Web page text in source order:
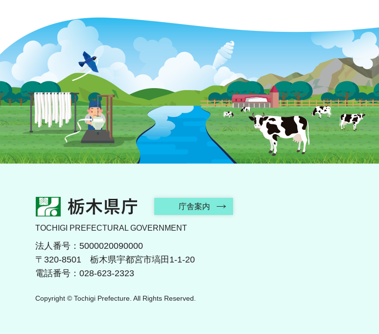
栃木県庁 庁舎案内
TOCHIGI PREFECTURAL GOVERNMENT
法人番号：5000020090000
〒320-8501 栃木県宇都宮市塙田1-1-20
電話番号：028-623-2323
Copyright © Tochigi Prefecture. All Rights Reserved.